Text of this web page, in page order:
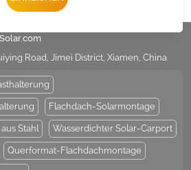
Road, Jimei District, Xiamen, China
Flachdach-Solarmontage
Stahl Wasserdichter Solar-Carport
Querformat-Flachdachmontage